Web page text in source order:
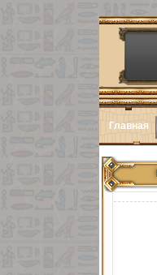
Главная